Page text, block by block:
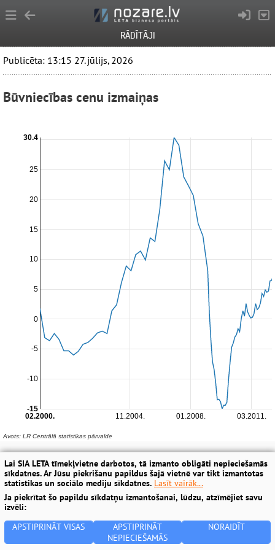
RĀDĪTĀJI
Publicēta: 13:15 27. jūlijs, 2026
Būvniecības cenu izmaiņas
Lai SIA LETA tīmekļvietne darbotos, tā izmanto obligāti nepieciešamās
sīkdatnes. Ar Jūsu piekrišanu papildus šajā vietnē var tikt izmantotas
statistikas un sociālo mediju sīkdatnes. Lasīt vairāk...
Ja piekrītat šo papildu sīkdatņu izmantošanai, lūdzu, atzīmējiet savu
izvēli:
APSTIPRINĀT VISAS
APSTIPRINĀT
NEPIECIEŠAMĀS
NORAIDĪT